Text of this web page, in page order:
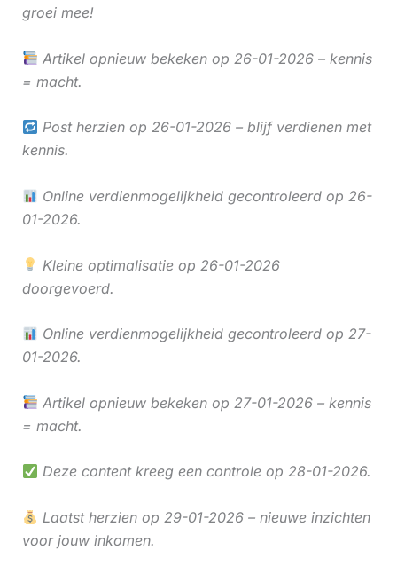
groei mee!
Artikel opnieuw bekeken op 26-01-2026 – kennis
= macht.
Post herzien op 26-01-2026 – blijf verdienen met
kennis.
Online verdienmogelijkheid gecontroleerd op 26-
01-2026.
Kleine optimalisatie op 26-01-2026
doorgevoerd.
Online verdienmogelijkheid gecontroleerd op 27-
01-2026.
Artikel opnieuw bekeken op 27-01-2026 – kennis
= macht.
Deze content kreeg een controle op 28-01-2026.
Laatst herzien op 29-01-2026 – nieuwe inzichten
voor jouw inkomen.